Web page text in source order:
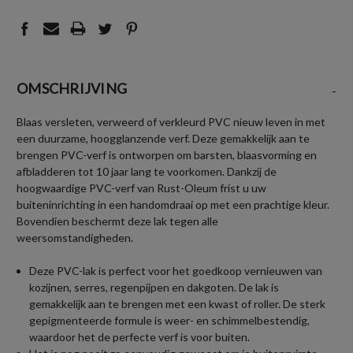
OMSCHRIJVING -
Blaas versleten, verweerd of verkleurd PVC nieuw leven in met
een duurzame, hoogglanzende verf. Deze gemakkelijk aan te
brengen PVC-verf is ontworpen om barsten, blaasvorming en
afbladderen tot 10 jaar lang te voorkomen. Dankzij de
hoogwaardige PVC-verf van Rust-Oleum frist u uw
buiteninrichting in een handomdraai op met een prachtige kleur.
Bovendien beschermt deze lak tegen alle
weersomstandigheden.
Deze PVC-lak is perfect voor het goedkoop vernieuwen van
kozijnen, serres, regenpijpen en dakgoten. De lak is
gemakkelijk aan te brengen met een kwast of roller. De sterk
gepigmenteerde formule is weer- en schimmelbestendig,
waardoor het de perfecte verf is voor buiten.